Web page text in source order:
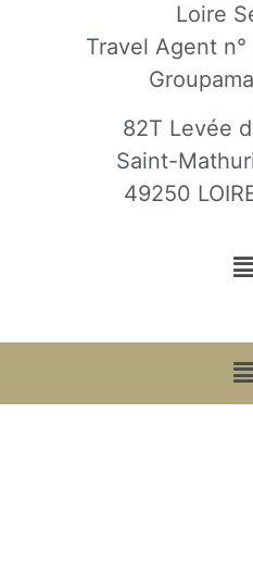
Loire
Travel Agent
82T Levée
Saint-
49250